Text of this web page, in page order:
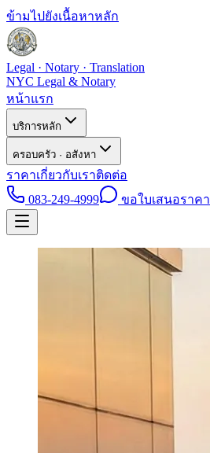
ข้ามไปยังเนื้อหาหลัก
Legal · Notary · Translation
NYC Legal & Notary
หน้าแรก
บริการหลัก
ครอบครัว · อสังหา
ราคาเกี่ยวกับเราติดต่อ
083-249-4999
ขอใบเสนอราคา